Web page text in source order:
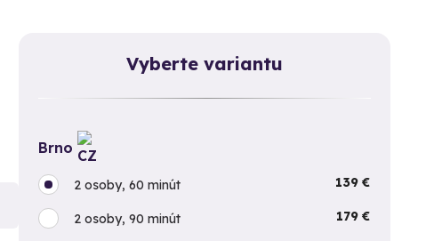
Vyberte variantu
Brno
2 osoby, 60 minút 139 €
2 osoby, 90 minút 179 €